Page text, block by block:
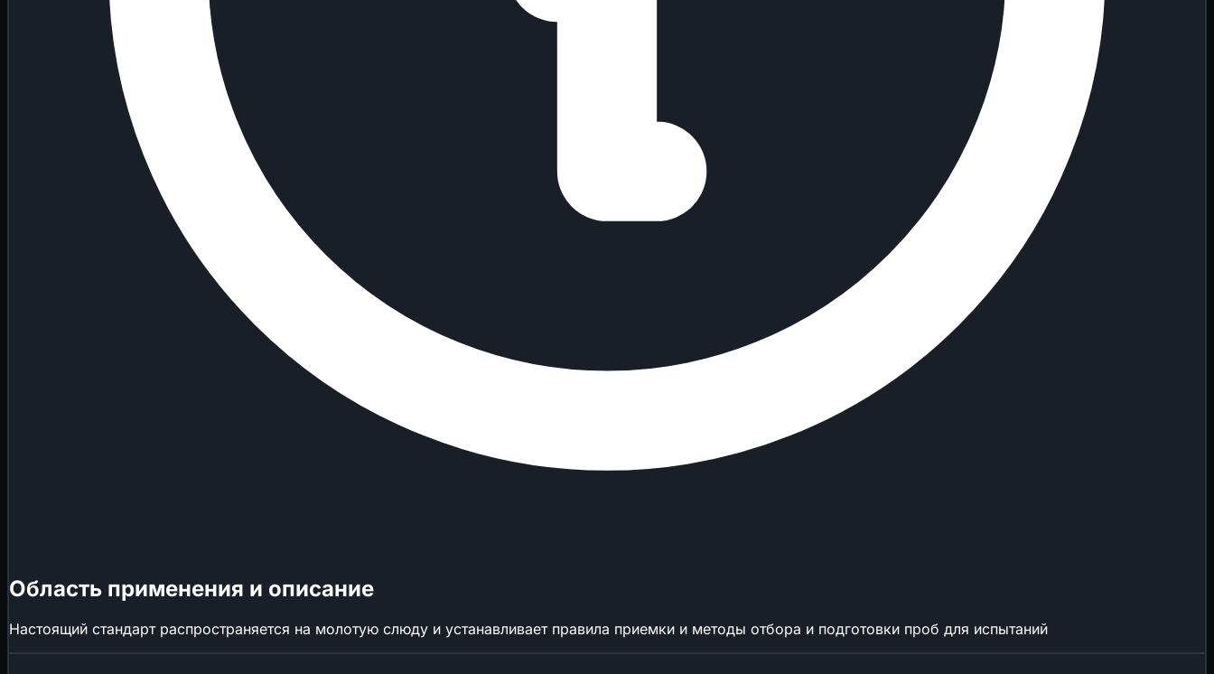
Область применения и описание
Настоящий стандарт распространяется на молотую слюду и устанавливает правила приемки и методы отбора и подготовки проб для испытаний